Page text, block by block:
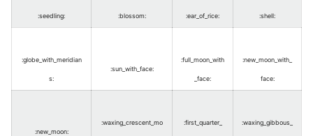
:seedling: :blossom: :ear_of_rice: :shell:
:globe_with_meridian
s:
:sun_with_face:
:full_moon_with
_face:
:new_moon_with_
face:
:new_moon:
:waxing_crescent_mo :first_quarter_ :waxing_gibbous_